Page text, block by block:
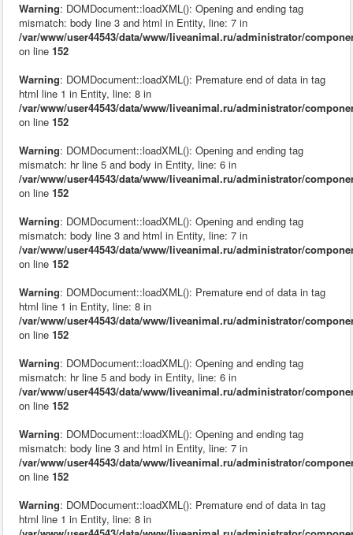
Warning: DOMDocument::loadXML(): Opening and ending tag
mismatch: body line 3 and html in Entity, line: 7 in
/var/www/user44543/data/www/liveanimal.ru/administrator/
on line 152
Warning: DOMDocument::loadXML(): Premature end of data in tag
html line 1 in Entity, line: 8 in
/var/www/user44543/data/www/liveanimal.ru/administrator/
on line 152
Warning: DOMDocument::loadXML(): Opening and ending tag
mismatch: hr line 5 and body in Entity, line: 6 in
/var/www/user44543/data/www/liveanimal.ru/administrator/
on line 152
Warning: DOMDocument::loadXML(): Opening and ending tag
mismatch: body line 3 and html in Entity, line: 7 in
/var/www/user44543/data/www/liveanimal.ru/administrator/
on line 152
Warning: DOMDocument::loadXML(): Premature end of data in tag
html line 1 in Entity, line: 8 in
/var/www/user44543/data/www/liveanimal.ru/administrator/
on line 152
Warning: DOMDocument::loadXML(): Opening and ending tag
mismatch: hr line 5 and body in Entity, line: 6 in
/var/www/user44543/data/www/liveanimal.ru/administrator/
on line 152
Warning: DOMDocument::loadXML(): Opening and ending tag
mismatch: body line 3 and html in Entity, line: 7 in
/var/www/user44543/data/www/liveanimal.ru/administrator/
on line 152
Warning: DOMDocument::loadXML(): Premature end of data in tag
html line 1 in Entity, line: 8 in